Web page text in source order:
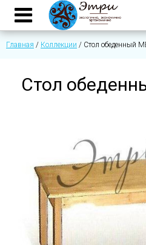
Главная / Коллекции / Стол обеденный
Стол